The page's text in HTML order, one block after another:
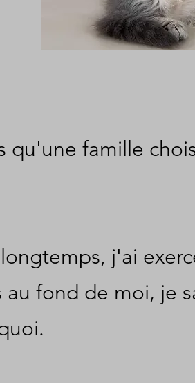
qu'une famille
j'ai
fond de moi, je